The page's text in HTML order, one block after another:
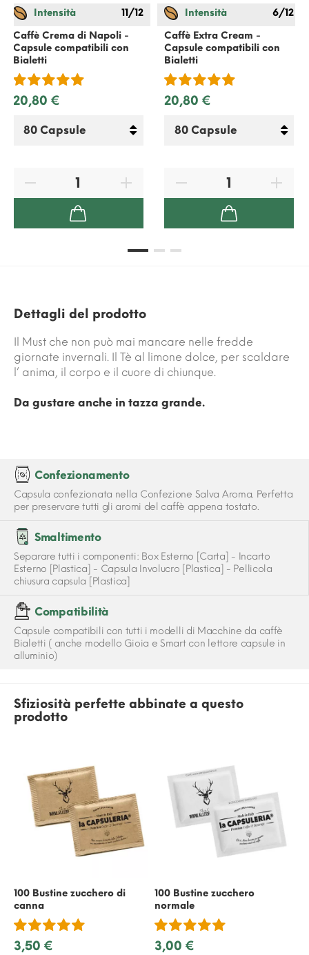
Intensità
11/12
Caffè Crema di Napoli -
Capsule compatibili con
Bialetti
20,80 €
Intensità
6/12
Caffè Extra Cream -
Capsule compatibili con
Bialetti
20,80 €
Dettagli del prodotto
Il Must che non può mai mancare nelle fredde
giornate invernali. Il Tè al limone dolce, per scaldare
l’ anima, il corpo e il cuore di chiunque.
Da gustare anche in tazza grande.
Confezionamento
Capsula confezionata nella Confezione Salva Aroma. Perfetta
per preservare tutti gli aromi del caffè appena tostato.
Smaltimento
Separare tutti i componenti: Box Esterno [Carta] - Incarto
Esterno [Plastica] - Capsula Involucro [Plastica] - Pellicola
chiusura capsula [Plastica]
Compatibilità
Capsule compatibili con tutti i modelli di Macchine da caffè
Bialetti ( anche modello Gioia e Smart con lettore capsule in
alluminio)
Sfiziosità perfette abbinate a questo
prodotto
100 Bustine zucchero di
canna
3,50 €
100 Bustine zucchero
normale
3,00 €